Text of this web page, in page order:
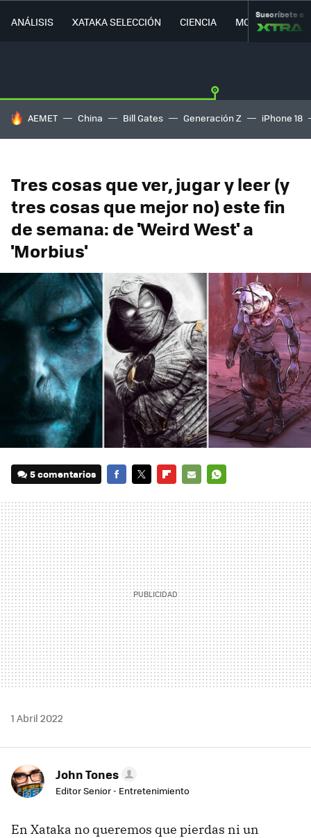
ANÁLISIS XATAKA SELECCIÓN CIENCIA MOVILIDAD
Suscríbete a
HOY SE HABLA DE
AEMET China Bill Gates Generación Z iPhone 18
Tres cosas que ver, jugar y leer (y
tres cosas que mejor no) este fin
de semana: de 'Weird West' a
'Morbius'
5 comentarios
MAIL
1 Abril 2022
John Tones
Editor Senior - Entretenimiento
En Xataka no queremos que pierdas ni un